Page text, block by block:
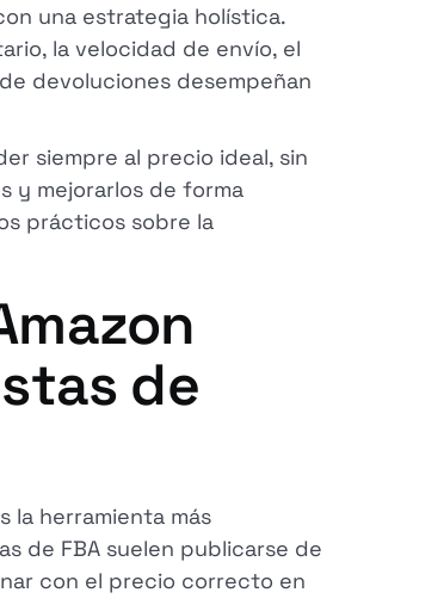
una estrategia holística.
la velocidad de envío, el
devoluciones desempeñan
siempre al precio ideal, sin
y mejorarlos de forma
prácticos sobre la
de
la herramienta más
de FBA suelen publicarse de
con el precio correcto en